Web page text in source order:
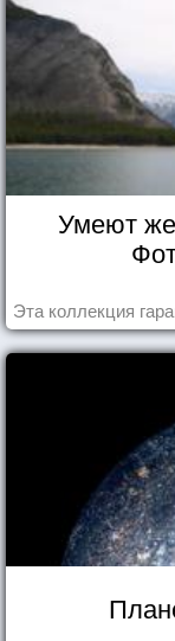
Умеют
Эта коллекция